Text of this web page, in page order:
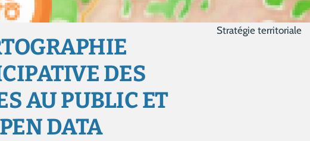
DES
AU PUBLIC ET
DATA
Stratégie territoriale